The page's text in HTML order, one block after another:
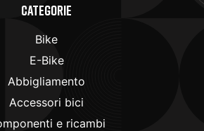
Categorie
Bike
E-Bike
Abbigliamento
Accessori bici
e ricambi